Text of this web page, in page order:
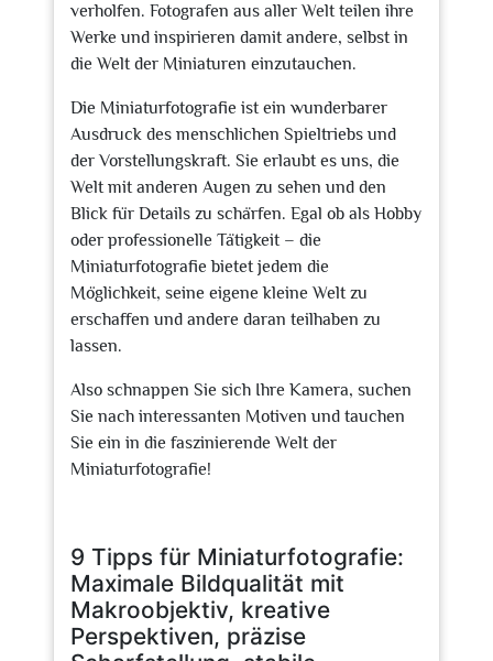
verholfen. Fotografen aus aller Welt teilen ihre
Werke und inspirieren damit andere, selbst in
die Welt der Miniaturen einzutauchen.
Die Miniaturfotografie ist ein wunderbarer
Ausdruck des menschlichen Spieltriebs und
der Vorstellungskraft. Sie erlaubt es uns, die
Welt mit anderen Augen zu sehen und den
Blick für Details zu schärfen. Egal ob als Hobby
oder professionelle Tätigkeit – die
Miniaturfotografie bietet jedem die
Möglichkeit, seine eigene kleine Welt zu
erschaffen und andere daran teilhaben zu
lassen.
Also schnappen Sie sich Ihre Kamera, suchen
Sie nach interessanten Motiven und tauchen
Sie ein in die faszinierende Welt der
Miniaturfotografie!
9 Tipps für Miniaturfotografie:
Maximale Bildqualität mit
Makroobjektiv, kreative
Perspektiven, präzise